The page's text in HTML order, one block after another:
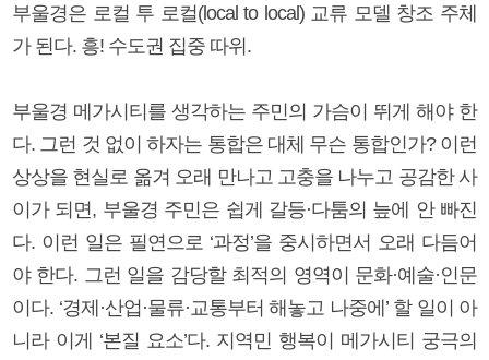
부울경은 로컬 투 로컬(local to local) 교류 모델 창조 주체
가 된다. 흥! 수도권 집중 따위.
부울경 메가시티를 생각하는 주민의 가슴이 뛰게 해야 한
다. 그런 것 없이 하자는 통합은 대체 무슨 통합인가? 이런
상상을 현실로 옮겨 오래 만나고 고충을 나누고 공감한 사
이가 되면, 부울경 주민은 쉽게 갈등·다툼의 늪에 안 빠진
다. 이런 일은 필연으로 ‘과정’을 중시하면서 오래 다듬어
야 한다. 그런 일을 감당할 최적의 영역이 문화·예술·인문
이다. ‘경제·산업·물류·교통부터 해놓고 나중에’ 할 일이 아
니라 이게 ‘본질 요소’다. 지역민 행복이 메가시티 궁극의